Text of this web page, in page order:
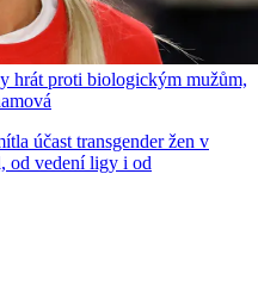
hrát proti biologickým mužům,
účast transgender žen v
od vedení ligy i od